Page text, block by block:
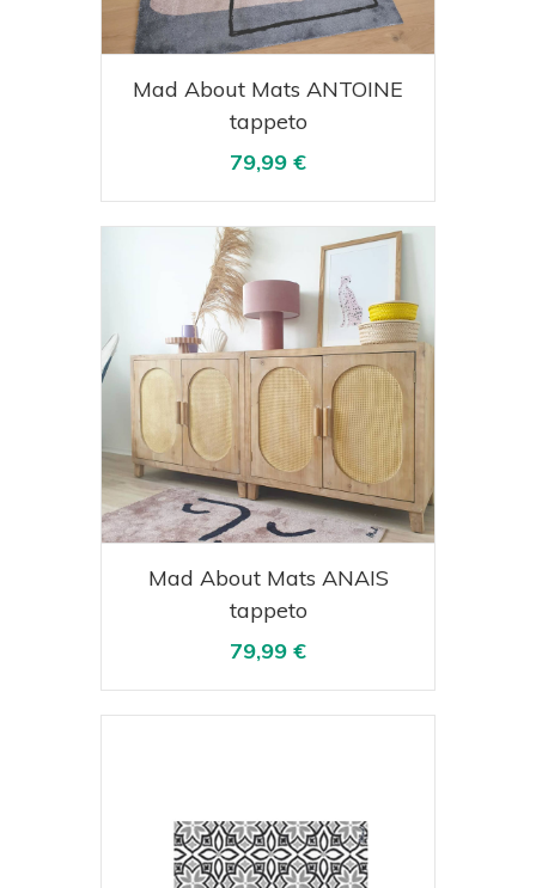
Acquista Visualizza
Mad About Mats ANTOINE
tappeto
79,99 €
Acquista Visualizza
Mad About Mats ANAIS
tappeto
79,99 €